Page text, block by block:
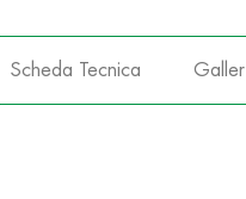
Scheda Tecnica